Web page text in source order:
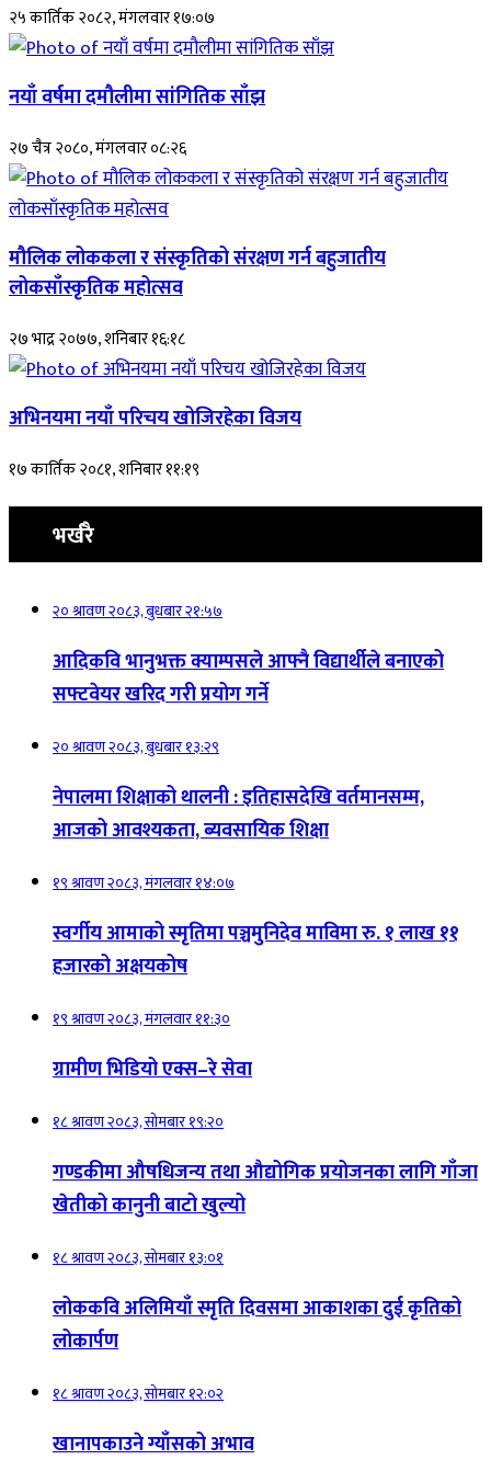
२५ कार्तिक २०८२, मंगलवार १७:०७
नयाँ वर्षमा दमौलीमा सांगितिक साँझ
२७ चैत्र २०८०, मंगलवार ०८:२६
मौलिक लोककला र संस्कृतिको संरक्षण गर्न बहुजातीय
लोकसाँस्कृतिक महोत्सव
२७ भाद्र २०७७, शनिबार १६:१८
अभिनयमा नयाँ परिचय खोजिरहेका विजय
१७ कार्तिक २०८१, शनिबार ११:१९
भर्खरै
२० श्रावण २०८३, बुधबार २१:५७
आदिकवि भानुभक्त क्याम्पसले आफ्नै विद्यार्थीले बनाएको
सफ्टवेयर खरिद गरी प्रयोग गर्ने
२० श्रावण २०८३, बुधबार १३:२९
नेपालमा शिक्षाको थालनी : इतिहासदेखि वर्तमानसम्म,
आजको आवश्यकता, ब्यवसायिक शिक्षा
१९ श्रावण २०८३, मंगलवार १४:०७
स्वर्गीय आमाको स्मृतिमा पञ्चमुनिदेव माविमा रु. १ लाख ११
हजारको अक्षयकोष
१९ श्रावण २०८३, मंगलवार ११:३०
ग्रामीण भिडियो एक्स–रे सेवा
१८ श्रावण २०८३, सोमबार १९:२०
गण्डकीमा औषधिजन्य तथा औद्योगिक प्रयोजनका लागि गाँजा
खेतीको कानुनी बाटो खुल्यो
१८ श्रावण २०८३, सोमबार १३:०१
लोककवि अलिमियाँ स्मृति दिवसमा आकाशका दुई कृतिको
लोकार्पण
१८ श्रावण २०८३, सोमबार १२:०२
खानापकाउने ग्याँसको अभाव